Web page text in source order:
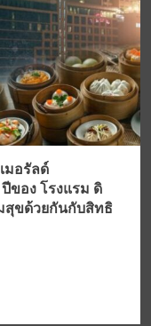
มอรัลด์
ของ โรงแรม ดิ
สุขด้วยกันกับสิทธิ